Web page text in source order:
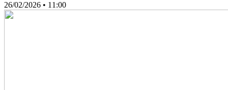
26/02/2026 • 11:00